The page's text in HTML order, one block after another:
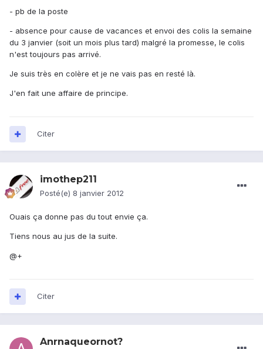
- pb de la poste
- absence pour cause de vacances et envoi des colis la semaine
du 3 janvier (soit un mois plus tard) malgré la promesse, le colis
n'est toujours pas arrivé.
Je suis très en colère et je ne vais pas en resté là.
J'en fait une affaire de principe.
Citer
imothep211
Posté(e) 8 janvier 2012
Ouais ça donne pas du tout envie ça.
Tiens nous au jus de la suite.
@+
Citer
Anrnaqueornot?